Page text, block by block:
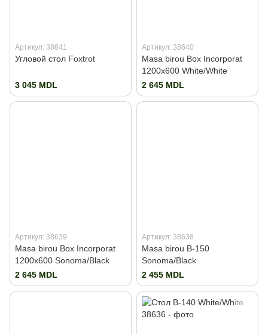
Артикул: 38641
Угловой стол Foxtrot
3 045 MDL
Артикул: 38640
Masa birou Box Incorporat
1200x600 White/White
2 645 MDL
Артикул: 38639
Masa birou Box Incorporat
1200x600 Sonoma/Black
2 645 MDL
Артикул: 38638
Masa birou B-150
Sonoma/Black
2 455 MDL